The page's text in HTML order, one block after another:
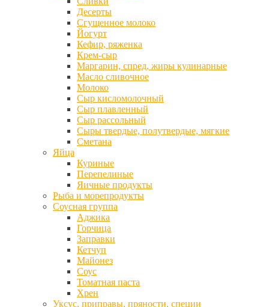
Десерты
Сгущенное молоко
Йогурт
Кефир, ряженка
Крем-сыр
Маргарин, спред, жиры кулинарные
Масло сливочное
Молоко
Сыр кисломолочный
Сыр плавленный
Сыр рассольный
Сыры твердые, полутвердые, мягкие
Сметана
Яйца
Куриные
Перепелиные
Яичные продукты
Рыба и морепродукты
Соусная группа
Аджика
Горчица
Заправки
Кетчуп
Майонез
Соус
Томатная паста
Хрен
Уксус, приправы, пряности, специи